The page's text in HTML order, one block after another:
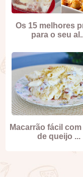
Os 15 melhores
para o seu
Macarrão fácil
de queijo ...